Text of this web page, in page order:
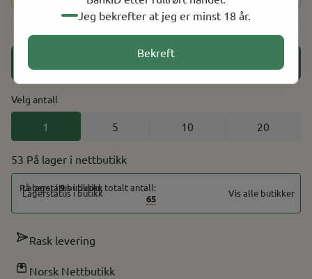
Jeg bekrefter at jeg er minst 18 år.
Bekreft
Velg antall
1 5 10 20
53 På lager
På lager i9butikker, totalt antall:
65
Vis alle butikker
Rask levering
Norsk Nettbutikk